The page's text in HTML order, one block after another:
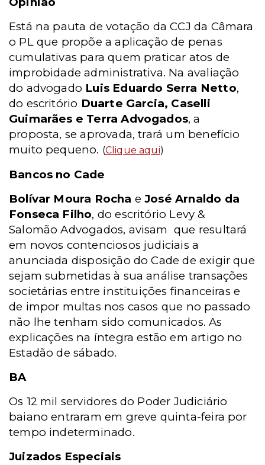
Está na pauta de votação da CCJ da Câmara
o PL que propõe a aplicação de penas
cumulativas para quem praticar atos de
improbidade administrativa. Na avaliação
do advogado Luis Eduardo Serra Netto,
do escritório Duarte Garcia, Caselli
Guimarães e Terra Advogados, a
proposta, se aprovada, trará um benefício
muito pequeno. (Clique aqui)
Bancos no Cade
Bolívar Moura Rocha eJosé Arnaldo da
Fonseca Filho, do escritório Levy &
Salomão Advogados, avisam que resultará
em novos contenciosos judiciais a
anunciada disposição do Cade de exigir que
sejam submetidas à sua análise transações
societárias entre instituições financeiras e
de impor multas nos casos que no passado
não lhe tenham sido comunicados. As
explicações na íntegra estão em artigo no
Estadão de sábado.
BA
Os 12 mil servidores do Poder Judiciário
baiano entraram em greve quinta-feira por
tempo indeterminado.
Juizados Especiais